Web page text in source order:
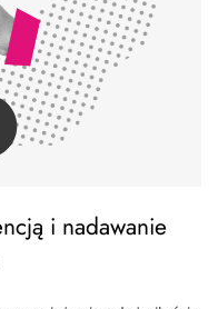
i nadawanie